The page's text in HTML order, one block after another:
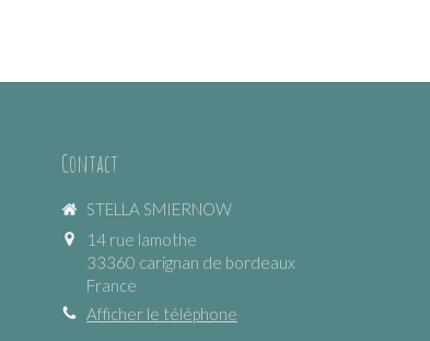
Contact
STELLA SMIERNOW
14 rue lamothe
33360 carignan de bordeaux
France
Afficher le téléphone